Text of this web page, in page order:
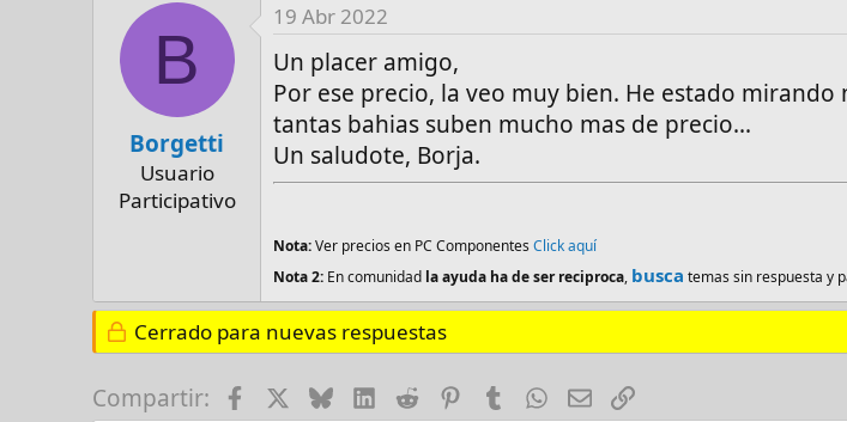
B
Borgetti
Usuario
Participativo
19 Abr 2022
Un placer amigo,
Por ese precio, la veo muy bien. He estado mirando
tantas bahias suben mucho mas de precio...
Un saludote, Borja.
Nota:Ver precios en PC ComponentesClick aquí
Nota 2: En comunidad la ayuda ha de ser reciproca, busca temas sin respuesta y
Cerrado para nuevas respuestas
Compartir: FacebookBlueskyLinkedIn
RedditPinterestTumblr
WhatsApp
E-mailEnlace